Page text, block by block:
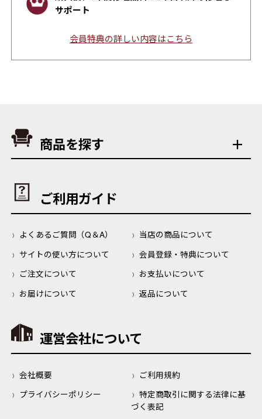
サポート
会員特典の詳しい内容はこちら
商品を探す
ご利用ガイド
よくあるご質問（Q＆A）
当店の商品について
サイトの使い方について
会員登録・特典について
ご注文について
お支払いについて
お届けについて
返品について
運営会社について
会社概要
ご利用規約
プライバシーポリシー
特定商取引に関する法律に基
づく表記